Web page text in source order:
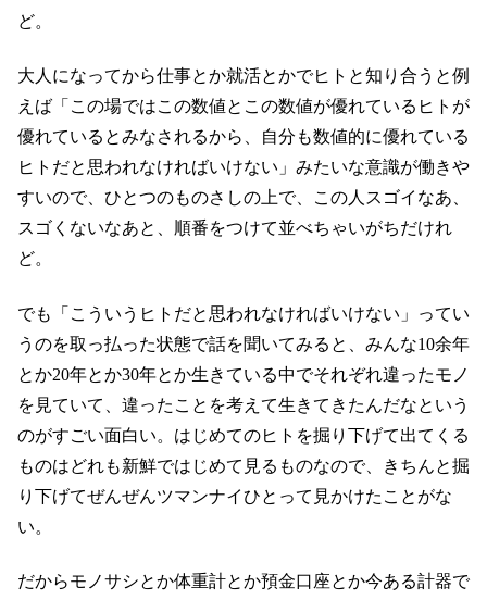
ど。
大人になってから仕事とか就活とかでヒトと知り合うと例
えば「この場ではこの数値とこの数値が優れているヒトが
優れているとみなされるから、自分も数値的に優れている
ヒトだと思われなければいけない」みたいな意識が働きや
すいので、ひとつのものさしの上で、この人スゴイなあ、
スゴくないなあと、順番をつけて並べちゃいがちだけれ
ど。
でも「こういうヒトだと思われなければいけない」ってい
うのを取っ払った状態で話を聞いてみると、みんな10余年
とか20年とか30年とか生きている中でそれぞれ違ったモノ
を見ていて、違ったことを考えて生きてきたんだなという
のがすごい面白い。はじめてのヒトを掘り下げて出てくる
ものはどれも新鮮ではじめて見るものなので、きちんと掘
り下げてぜんぜんツマンナイひとって見かけたことがな
い。
だからモノサシとか体重計とか預金口座とか今ある計器で